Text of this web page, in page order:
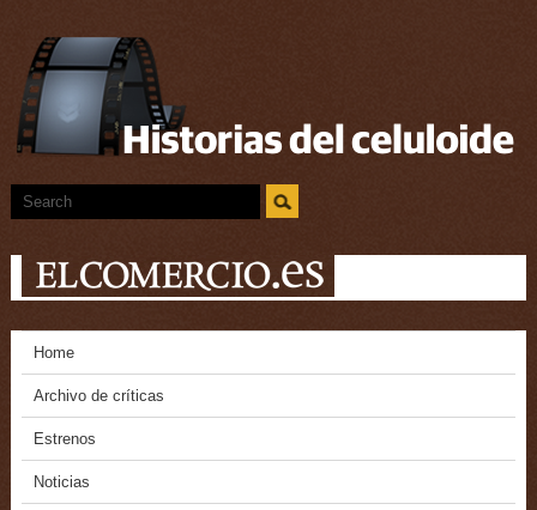
Home
Archivo de críticas
Estrenos
Noticias